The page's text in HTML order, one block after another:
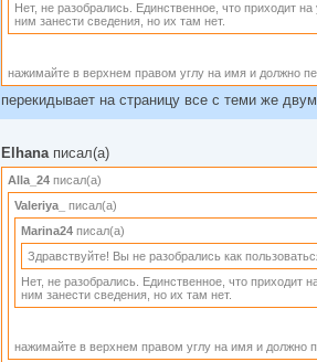
Нет, не разобрались. Единственное, что приходит
ним занести сведения, но их там нет.
нажимайте в верхнем правом углу на имя и должно
перекидывает на страницу все с теми же
Elhanaписал(а)
Alla_24 писал(а)
Valeriya_
писал(а)
Marina24 писал(а)
Здравствуйте! Вы не разобрались как
Нет, не разобрались. Единственное, что
ним занести сведения, но их там нет.
нажимайте в верхнем правом углу на имя и должно